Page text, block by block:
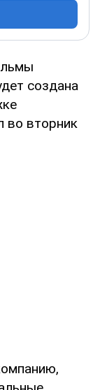
создана
во вторник